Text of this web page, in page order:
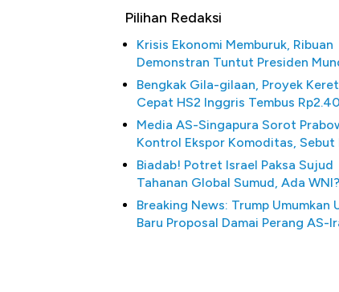
Pilihan Redaksi
Krisis Ekonomi Memburuk, Ribuan
Demonstran Tuntut Presiden
Bengkak Gila-gilaan, Proyek
Cepat HS2 Inggris Tembus
Media AS-Singapura Sorot
Kontrol Ekspor Komoditas, Sebut
Biadab! Potret Israel Paksa Sujud
Tahanan Global Sumud, Ada WNI?
Breaking News: Trump Umumkan
Baru Proposal Damai Perang AS-